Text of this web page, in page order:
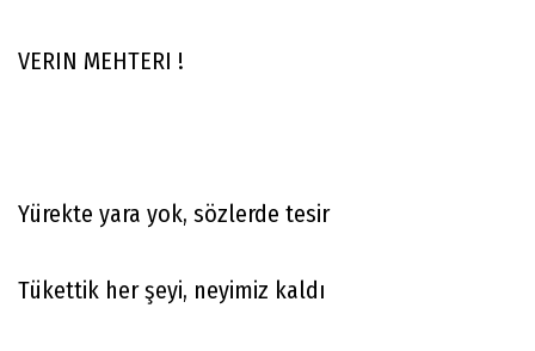
VERIN MEHTERI !
Yürekte yara yok, sözlerde tesir
Tükettik her şeyi, neyimiz kaldı